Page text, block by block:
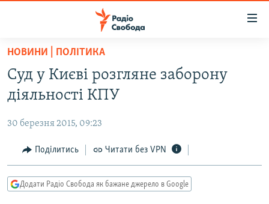
Перейти
основного
матеріалу
до
навігації
Перейти
до
ВСЕ ЗА ДОБУ
ПОЛІТИКА
ЕКОНОМІКА
КУЛЬТУРА
ВІЙНА
РОСІЙСЬКА «ФІЛЬТРАЦІЯ»
КРИМ.РЕАЛІЇ
НОВИНИ | ПОЛІТИКА
Суд у Києві розгляне заборону
діяльності КПУ
30 березня 2015, 09:23
Поділитись Читати без VPN
Додати Радіо Свобода як бажане джерело в Google